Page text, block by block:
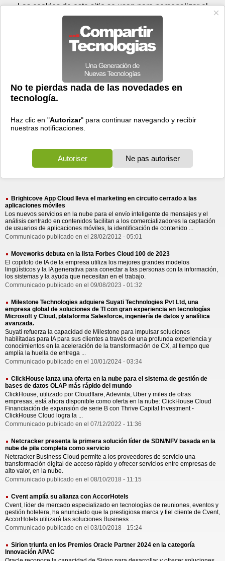
Prensa Videos
> cloud lleva marketing
cloud lleva marketing
14 resultados Ordenar por fecha-Ordenar por pertinencia
Brightcove App Cloud lleva el marketing en circuito cerrado a las
aplicaciones móviles
Los nuevos servicios en la nube para el envío inteligente de mensajes y el
análisis centrado en contenidos facilitan a los comercializadores la captación
de usuarios de aplicaciones móviles, la identificación de contenido ...
Communicado publicado en el 28/02/2012 - 05:01
Moveworks debuta en la lista Forbes Cloud 100 de 2023
El copiloto de IA de la empresa utiliza los mejores grandes modelos
lingüísticos y la IA generativa para conectar a las personas con la información,
los sistemas y la ayuda que necesitan en el trabajo.
Communicado publicado en el 09/08/2023 - 01:32
Milestone Technologies adquiere Suyati Technologies Pvt Ltd, una
empresa global de soluciones de TI con gran experiencia en tecnologías
Microsoft y Cloud, plataforma Salesforce, ingeniería de datos y analítica
avanzada.
Suyati refuerza la capacidad de Milestone para impulsar soluciones
habilitadas para IA para sus clientes a través de una profunda experiencia y
conocimientos en la aceleración de la transformación de CX, al tiempo que
amplía la huella de entrega ...
Communicado publicado en el 10/01/2024 - 03:34
ClickHouse lanza una oferta en la nube para el sistema de gestión de
bases de datos OLAP más rápido del mundo
ClickHouse, utilizado por Cloudflare, Adevinta, Uber y miles de otras
empresas, está ahora disponible como oferta en la nube: ClickHouse Cloud
Financiación de expansión de serie B con Thrive Capital Investment -
ClickHouse Cloud logra la ...
Communicado publicado en el 07/12/2022 - 11:36
Netcracker presenta la primera solución líder de SDN/NFV basada en la
nube de pila completa como servicio
Netcracker Business Cloud permite a los proveedores de servicio una
transformación digital de acceso rápido y ofrecer servicios entre empresas de
alto valor, en la nube.
Communicado publicado en el 08/10/2018 - 11:15
Cvent amplía su alianza con AccorHotels
Cvent, líder de mercado especializado en tecnologías de reuniones, eventos y
gestión hotelera, ha anunciado que la prestigiosa marca y fiel cliente de Cvent,
AccorHotels utilizará las soluciones Business ...
Communicado publicado en el 03/10/2018 - 15:24
Sirion triunfa en los Premios Oracle Partner 2024 en la categoría
Innovación APAC
Domingo 09 de agosto - 18:09 Registrar Conectar
Las cookies de este sitio se usan para personalizar el
contenido y los anuncios, para ofrecer funciones de medios
sociales y para analizar el tráfico. Además, compartimos
información sobre el uso que haga del sitio web con nuestros
partners de medios sociales, de publicidad y de análisis
web.
OK